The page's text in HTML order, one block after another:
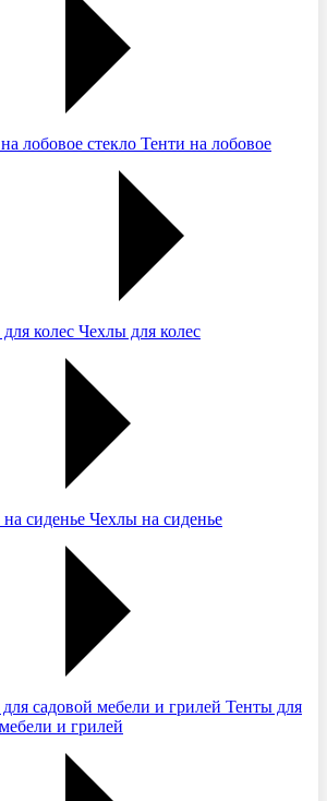
Тенти на лобовое
Чехлы для колес
Чехлы на сиденье
Тенты для
и грилей